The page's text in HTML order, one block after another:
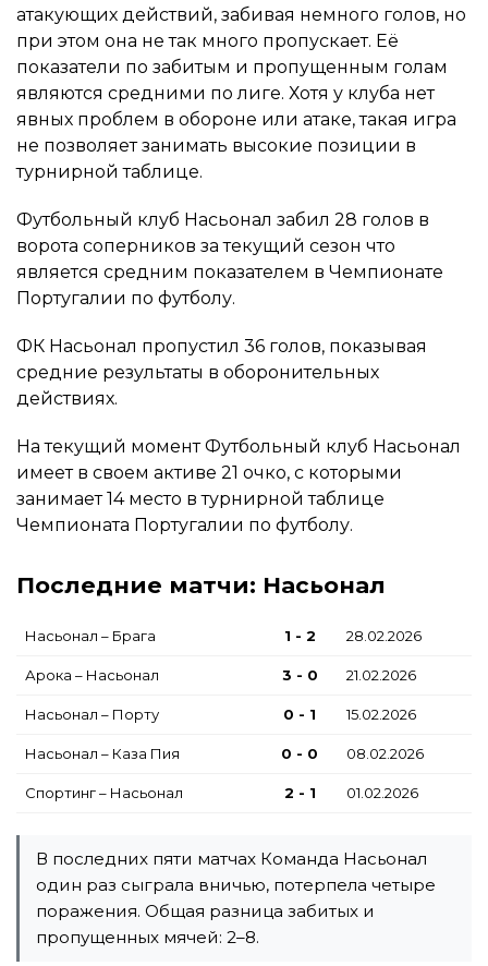
атакующих действий, забивая немного голов, но
при этом она не так много пропускает. Её
показатели по забитым и пропущенным голам
являются средними по лиге. Хотя у клуба нет
явных проблем в обороне или атаке, такая игра
не позволяет занимать высокие позиции в
турнирной таблице.
Футбольный клуб Насьонал забил 28 голов в
ворота соперников за текущий сезон что
является средним показателем в Чемпионате
Португалии по футболу.
ФК Насьонал пропустил 36 голов, показывая
средние результаты в оборонительных
действиях.
На текущий момент Футбольный клуб Насьонал
имеет в своем активе 21 очко, с которыми
занимает 14 место в турнирной таблице
Чемпионата Португалии по футболу.
Последние матчи: Насьонал
Насьонал – Брага 1 - 2 28.02.2026
Арока – Насьонал 3 - 0 21.02.2026
Насьонал – Порту 0 - 1 15.02.2026
Насьонал – Каза Пия 0 - 0 08.02.2026
Спортинг – Насьонал 2 - 1 01.02.2026
В последних пяти матчах Команда Насьонал
один раз сыграла вничью, потерпела четыре
поражения. Общая разница забитых и
пропущенных мячей: 2–8.